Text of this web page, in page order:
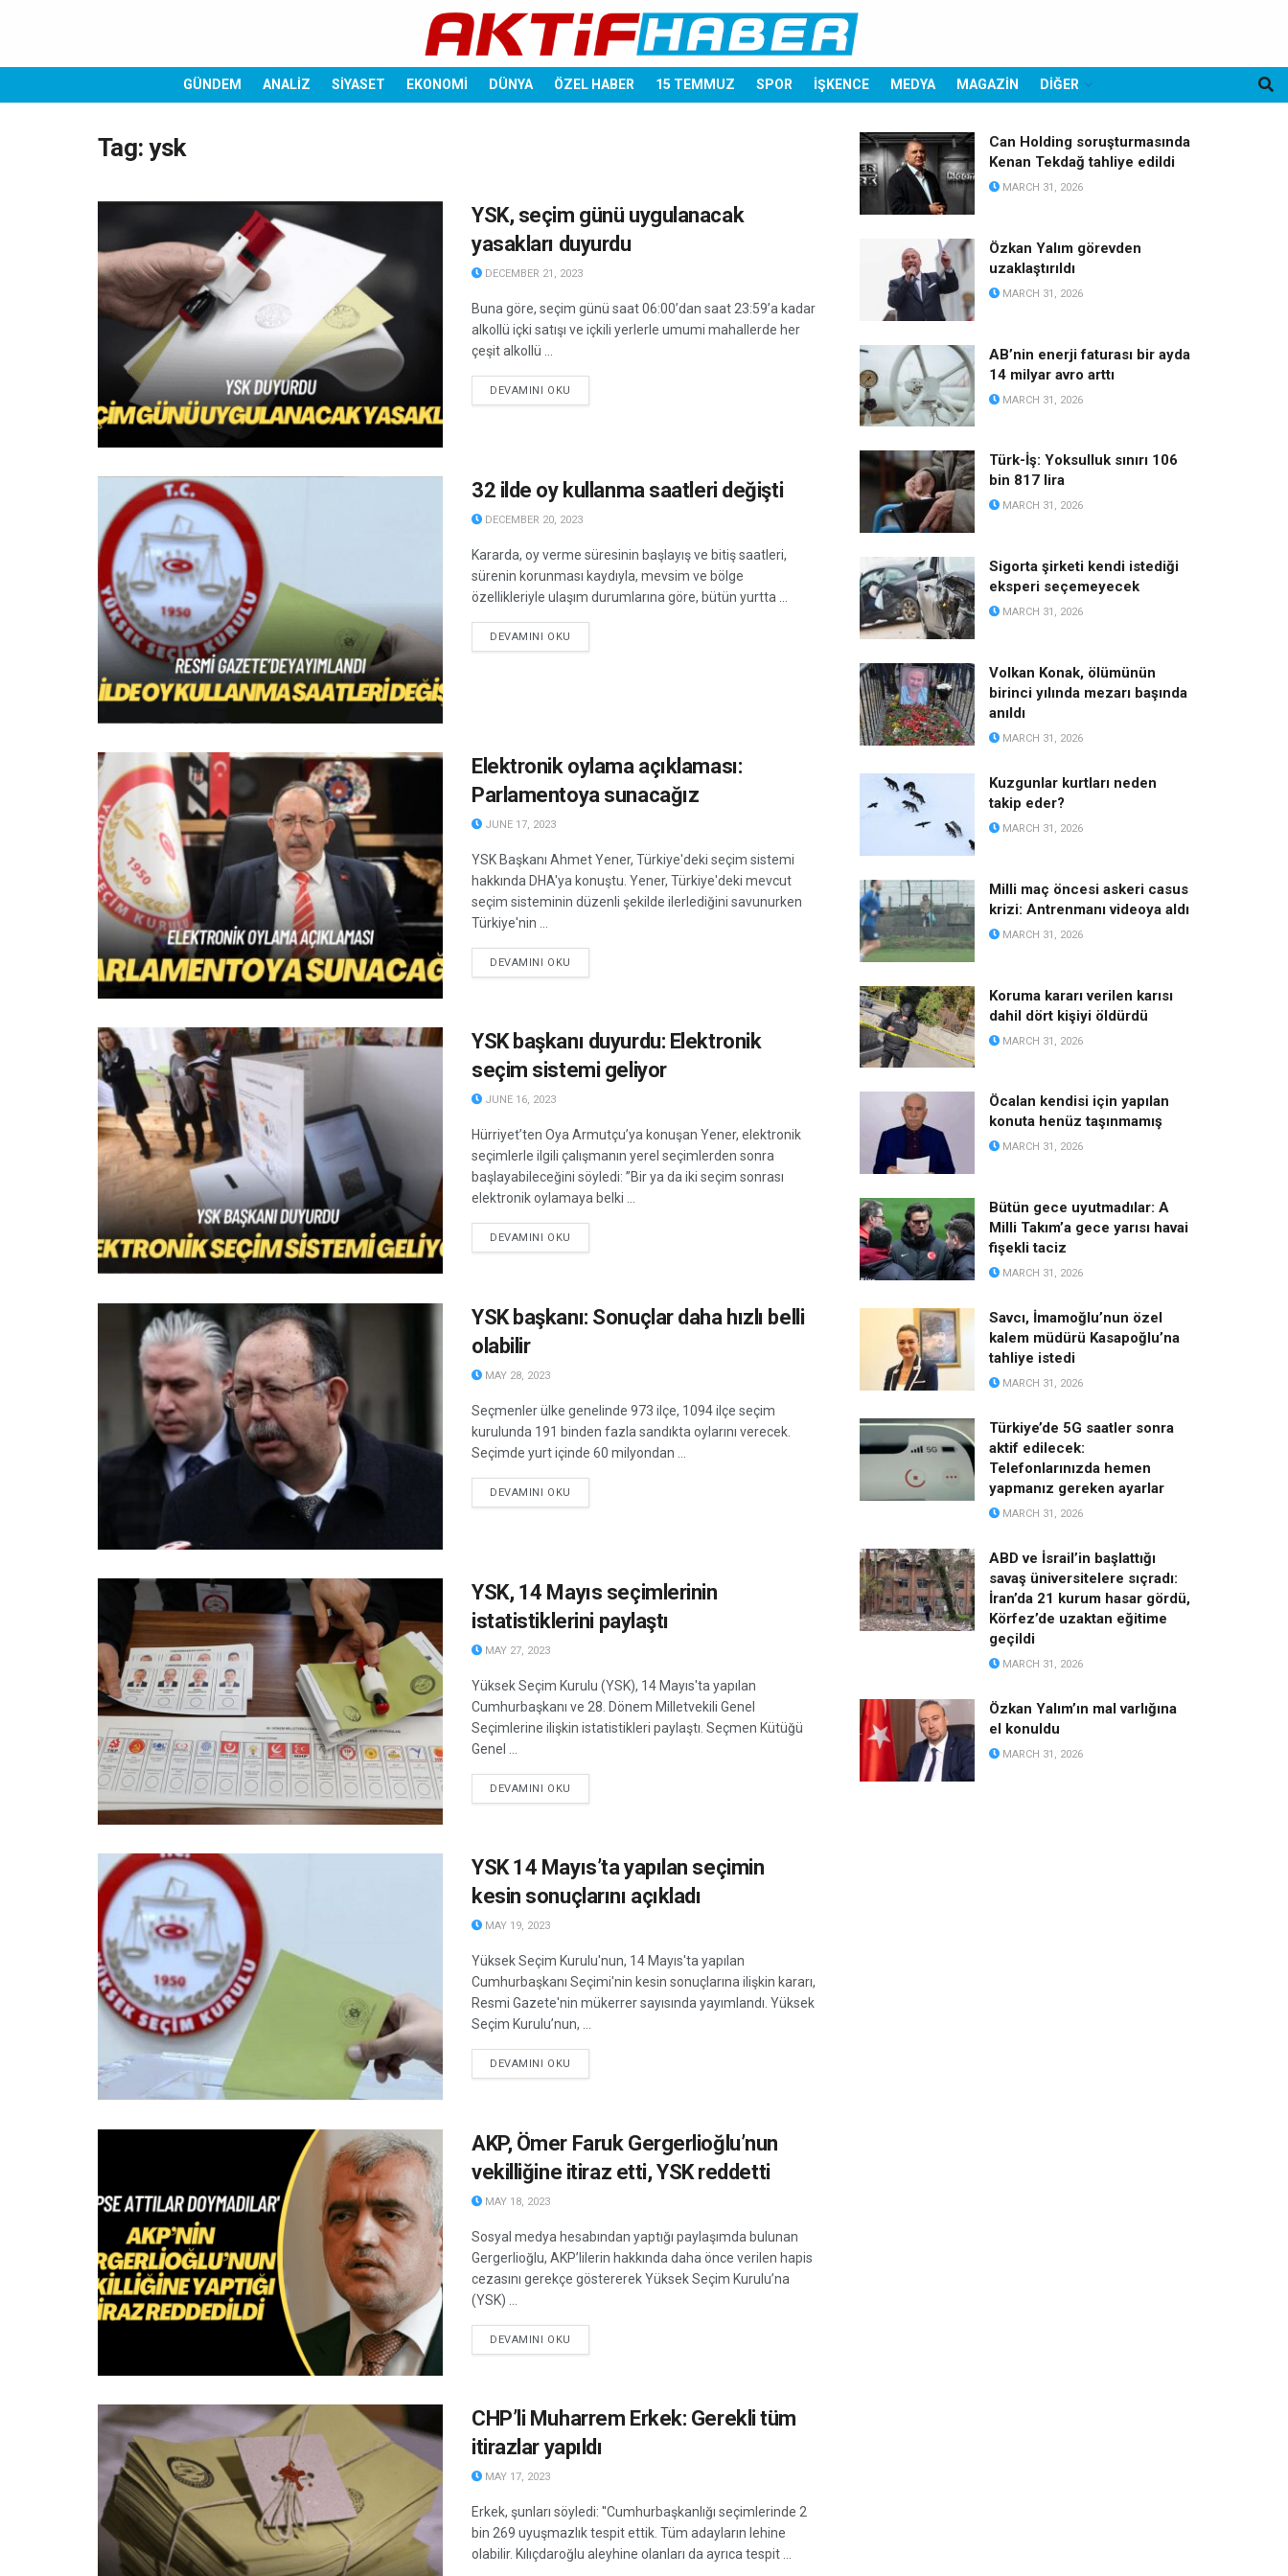
GÜNDEM ANALİZ SİYASET EKONOMİ DÜNYA ÖZEL HABER 15 TEMMUZ SPOR İŞKENCE MEDYA MAGAZİN DİĞER
Tag:ysk
YSK, seçim günü uygulanacak
yasakları duyurdu
DECEMBER 21, 2023
Buna göre, seçim günü saat 06:00’dan saat 23:59’a kadar
alkollü içki satışı ve içkili yerlerle umumi mahallerde her
çeşit alkollü ...
DEVAMINI OKU
32 ilde oy kullanma saatleri değişti
DECEMBER 20, 2023
Kararda, oy verme süresinin başlayış ve bitiş saatleri,
sürenin korunması kaydıyla, mevsim ve bölge
özellikleriyle ulaşım durumlarına göre, bütün yurtta ...
DEVAMINI OKU
Elektronik oylama açıklaması:
Parlamentoya sunacağız
JUNE 17, 2023
YSK Başkanı Ahmet Yener, Türkiye'deki seçim sistemi
hakkında DHA'ya konuştu. Yener, Türkiye'deki mevcut
seçim sisteminin düzenli şekilde ilerlediğini savunurken
Türkiye'nin ...
DEVAMINI OKU
YSK başkanı duyurdu: Elektronik
seçim sistemi geliyor
JUNE 16, 2023
Hürriyet’ten Oya Armutçu’ya konuşan Yener, elektronik
seçimlerle ilgili çalışmanın yerel seçimlerden sonra
başlayabileceğini söyledi: ”Bir ya da iki seçim sonrası
elektronik oylamaya belki ...
DEVAMINI OKU
YSK başkanı: Sonuçlar daha hızlı belli
olabilir
MAY 28, 2023
Seçmenler ülke genelinde 973 ilçe, 1094 ilçe seçim
kurulunda 191 binden fazla sandıkta oylarını verecek.
Seçimde yurt içinde 60 milyondan ...
DEVAMINI OKU
YSK, 14 Mayıs seçimlerinin
istatistiklerini paylaştı
MAY 27, 2023
Yüksek Seçim Kurulu (YSK), 14 Mayıs'ta yapılan
Cumhurbaşkanı ve 28. Dönem Milletvekili Genel
Seçimlerine ilişkin istatistikleri paylaştı. Seçmen Kütüğü
Genel ...
DEVAMINI OKU
YSK 14 Mayıs’ta yapılan seçimin
kesin sonuçlarını açıkladı
MAY 19, 2023
Yüksek Seçim Kurulu'nun, 14 Mayıs'ta yapılan
Cumhurbaşkanı Seçimi'nin kesin sonuçlarına ilişkin kararı,
Resmi Gazete'nin mükerrer sayısında yayımlandı. Yüksek
Seçim Kurulu’nun, ...
DEVAMINI OKU
AKP, Ömer Faruk Gergerlioğlu’nun
vekilliğine itiraz etti, YSK reddetti
MAY 18, 2023
Sosyal medya hesabından yaptığı paylaşımda bulunan
Gergerlioğlu, AKP’lilerin hakkında daha önce verilen hapis
cezasını gerekçe göstererek Yüksek Seçim Kurulu’na
(YSK) ...
DEVAMINI OKU
CHP’li Muharrem Erkek: Gerekli tüm
itirazlar yapıldı
MAY 17, 2023
Erkek, şunları söyledi: ''Cumhurbaşkanlığı seçimlerinde 2
bin 269 uyuşmazlık tespit ettik. Tüm adayların lehine
olabilir. Kılıçdaroğlu aleyhine olanları da ayrıca tespit ...
Can Holding soruşturmasında
Kenan Tekdağ tahliye edildi
MARCH 31, 2026
Özkan Yalım görevden
uzaklaştırıldı
MARCH 31, 2026
AB’nin enerji faturası bir ayda
14 milyar avro arttı
MARCH 31, 2026
Türk-İş: Yoksulluk sınırı 106
bin 817 lira
MARCH 31, 2026
Sigorta şirketi kendi istediği
eksperi seçemeyecek
MARCH 31, 2026
Volkan Konak, ölümünün
birinci yılında mezarı başında
anıldı
MARCH 31, 2026
Kuzgunlar kurtları neden
takip eder?
MARCH 31, 2026
Milli maç öncesi askeri casus
krizi: Antrenmanı videoya aldı
MARCH 31, 2026
Koruma kararı verilen karısı
dahil dört kişiyi öldürdü
MARCH 31, 2026
Öcalan kendisi için yapılan
konuta henüz taşınmamış
MARCH 31, 2026
Bütün gece uyutmadılar: A
Milli Takım’a gece yarısı havai
fişekli taciz
MARCH 31, 2026
Savcı, İmamoğlu’nun özel
kalem müdürü Kasapoğlu’na
tahliye istedi
MARCH 31, 2026
Türkiye’de 5G saatler sonra
aktif edilecek:
Telefonlarınızda hemen
yapmanız gereken ayarlar
MARCH 31, 2026
ABD ve İsrail’in başlattığı
savaş üniversitelere sıçradı:
İran’da 21 kurum hasar gördü,
Körfez’de uzaktan eğitime
geçildi
MARCH 31, 2026
Özkan Yalım’ın mal varlığına
el konuldu
MARCH 31, 2026